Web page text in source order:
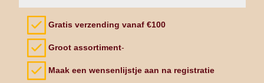
Gratis verzending vanaf €100
Groot assortiment-
Maak een wensenlijstje aan na registratie